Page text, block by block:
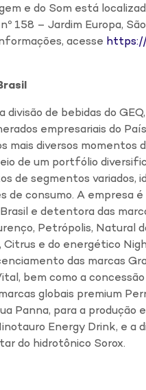
e do Som está
158 – Jardim Europa,
acesse
divisão de bebidas do
empresariais do
mais diversos momentos
de um portfólio
de segmentos variados,
de consumo. A empresa
e detentora das
Petrópolis, Natural
e do energético
das marcas
bem como a
globais premium
Panna, para a produção e
Energy Drink, e a
do hidrotônico Sorox.